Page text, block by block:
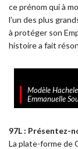
ce prénom qui à
l’un des plus
à protéger son
histoire a fait
Modèle
Emmanuelle
97L : Présentez-
La plate-forme de